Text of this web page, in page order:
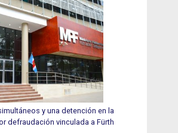
y una detención en la
defraudación vinculada a Fürth